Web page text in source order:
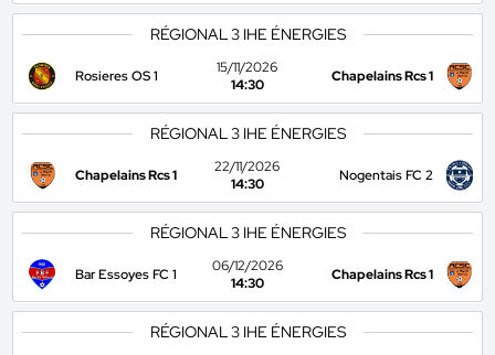
RÉGIONAL 3 IHE ÉNERGIES
Rosieres OS 1
15/11/2026
14:30
Chapelains Rcs 1
RÉGIONAL 3 IHE ÉNERGIES
Chapelains Rcs 1
22/11/2026
14:30
Nogentais FC 2
RÉGIONAL 3 IHE ÉNERGIES
Bar Essoyes FC 1
06/12/2026
14:30
Chapelains Rcs 1
RÉGIONAL 3 IHE ÉNERGIES